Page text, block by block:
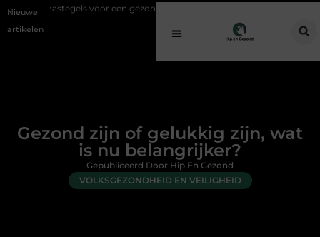
Nieuwe
artikelen
voor een gezonde buitenplek
Gezond zijn of gelukkig zijn, wat
is nu belangrijker?
VOLKSGEZONDHEID EN VEILIGHEID
Gepubliceerd Door Hip En Gezond